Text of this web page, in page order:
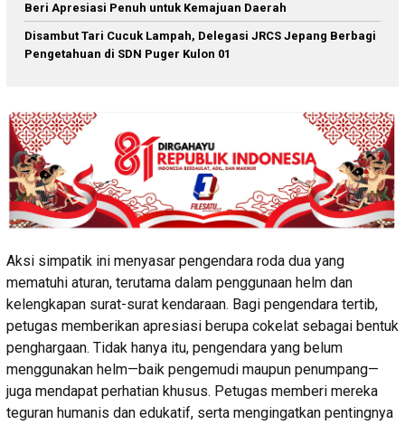
Beri Apresiasi Penuh untuk Kemajuan Daerah
Disambut Tari Cucuk Lampah, Delegasi JRCS Jepang Berbagi
Pengetahuan di SDN Puger Kulon 01
Aksi simpatik ini menyasar pengendara roda dua yang
mematuhi aturan, terutama dalam penggunaan helm dan
kelengkapan surat-surat kendaraan. Bagi pengendara tertib,
petugas memberikan apresiasi berupa cokelat sebagai bentuk
penghargaan. Tidak hanya itu, pengendara yang belum
menggunakan helm—baik pengemudi maupun penumpang—
juga mendapat perhatian khusus. Petugas memberi mereka
teguran humanis dan edukatif, serta mengingatkan pentingnya